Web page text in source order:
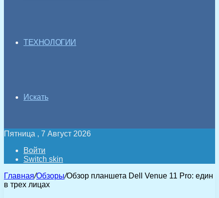
ТЕХНОЛОГИИ
Искать
Пятница , 7 Август 2026
Войти
Switch skin
Главная/Обзоры/Обзор планшета Dell Venue 11 Pro: един
в трех лицах